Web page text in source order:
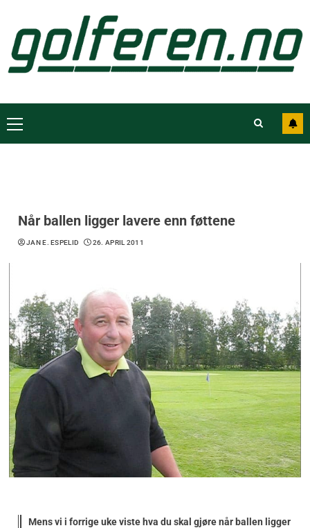
Når ballen ligger lavere enn føttene
JAN E. ESPELID 26. APRIL 2011
Mens vi i forrige uke viste hva du skal gjøre når ballen ligger